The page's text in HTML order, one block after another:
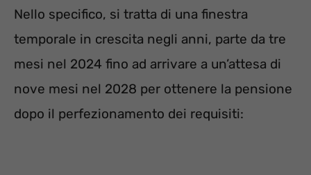
Nello specifico, si tratta di una finestra
temporale in crescita negli anni, parte da tre
mesi nel 2024 fino ad arrivare a un’attesa di
nove mesi nel 2028 per ottenere la pensione
dopo il perfezionamento dei requisiti: